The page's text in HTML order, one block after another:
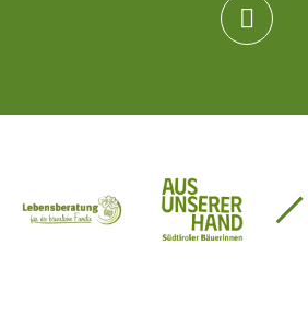

Mit Bäuerinnen lernen -
Lebensberatung für dieAus unserer